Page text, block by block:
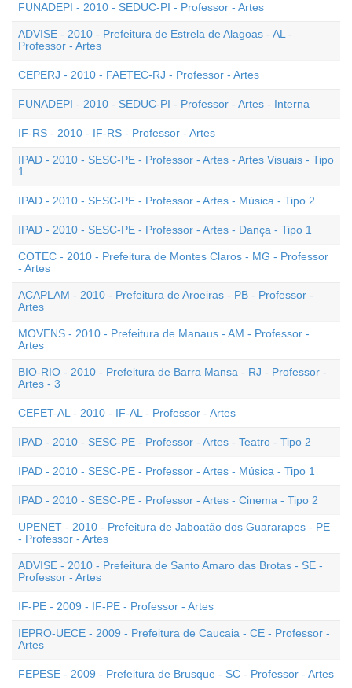
FUNADEPI - 2010 - SEDUC-PI - Professor - Artes
ADVISE - 2010 - Prefeitura de Estrela de Alagoas - AL -
Professor - Artes
CEPERJ - 2010 - FAETEC-RJ - Professor - Artes
FUNADEPI - 2010 - SEDUC-PI - Professor - Artes - Interna
IF-RS - 2010 - IF-RS - Professor - Artes
IPAD - 2010 - SESC-PE - Professor - Artes - Artes Visuais - Tipo
1
IPAD - 2010 - SESC-PE - Professor - Artes - Música - Tipo 2
IPAD - 2010 - SESC-PE - Professor - Artes - Dança - Tipo 1
COTEC - 2010 - Prefeitura de Montes Claros - MG - Professor
- Artes
ACAPLAM - 2010 - Prefeitura de Aroeiras - PB - Professor -
Artes
MOVENS - 2010 - Prefeitura de Manaus - AM - Professor -
Artes
BIO-RIO - 2010 - Prefeitura de Barra Mansa - RJ - Professor -
Artes - 3
CEFET-AL - 2010 - IF-AL - Professor - Artes
IPAD - 2010 - SESC-PE - Professor - Artes - Teatro - Tipo 2
IPAD - 2010 - SESC-PE - Professor - Artes - Música - Tipo 1
IPAD - 2010 - SESC-PE - Professor - Artes - Cinema - Tipo 2
UPENET - 2010 - Prefeitura de Jaboatão dos Guararapes - PE
- Professor - Artes
ADVISE - 2010 - Prefeitura de Santo Amaro das Brotas - SE -
Professor - Artes
IF-PE - 2009 - IF-PE - Professor - Artes
IEPRO-UECE - 2009 - Prefeitura de Caucaia - CE - Professor -
Artes
FEPESE - 2009 - Prefeitura de Brusque - SC - Professor - Artes